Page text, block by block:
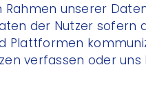
unserer
der Nutzer sofern
Plattformen
verfassen oder uns